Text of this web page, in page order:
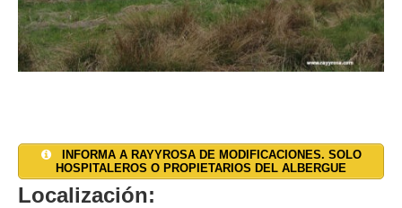
INFORMA A RAYYROSA DE MODIFICACIONES. SOLO
HOSPITALEROS O PROPIETARIOS DEL ALBERGUE
Localización: